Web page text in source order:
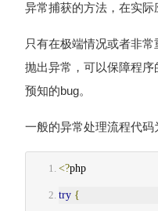
异常捕获的方法，在实际
只有在极端情况或者非常
抛出异常，可以保障程
预知的bug。
一般的异常处理流程代码
<?php
try {